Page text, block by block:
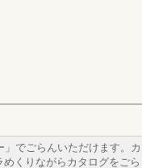
でごらんいただけます。カ
くりながらカタログをごら